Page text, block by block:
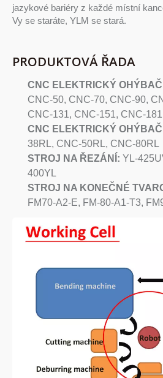
jazykové bariéry z každé místní
Vy se staráte, YLM se stará.
PRODUKTOVÁ ŘADA
CNC ELEKTRICKÝ
CNC-50, CNC-70, CNC-90,
CNC-131, CNC-151, CNC-181
CNC ELEKTRICKÝ
38RL, CNC-50RL, CNC-80RL
STROJ NA ŘEZÁNÍ: YL-
400YL
STROJ NA KONEČNÉ
FM70-A2-E, FM-80-A1-T3,